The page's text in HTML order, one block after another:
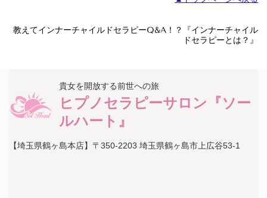
教えてインナーチャイルドセラピーQ&A！？『インナーチャイル
ドセラピーとは？』
貴女を開放する前世への旅
ヒプノセラピーサロン『ソー
ルハート』
【埼玉県鶴ヶ島本店】〒350-2203 埼玉県鶴ヶ島市上広谷53-1